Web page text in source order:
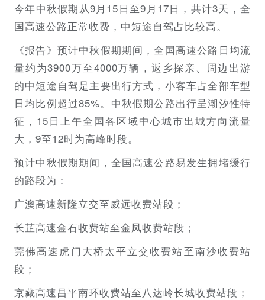
今年中秋假期从9月15日至9月17日，共计3天，全
国高速公路正常收费，中短途自驾占比较高。
《报告》预计中秋假期期间，全国高速公路日均流
量约为3900万至4000万辆，返乡探亲、周边出游
的中短途自驾是主要出行方式，小客车占全部车型
日均比例超过85%。中秋假期公路出行呈潮汐性特
征，15日上午全国各区域中心城市出城方向流量
大，9至12时为高峰时段。
预计中秋假期期间，全国高速公路易发生拥堵缓行
的路段为：
广澳高速新隆立交至威远收费站段；
长芷高速金石收费站至金凤收费站段；
莞佛高速虎门大桥太平立交收费站至南沙收费站
段；
京藏高速昌平南环收费站至八达岭长城收费站段；